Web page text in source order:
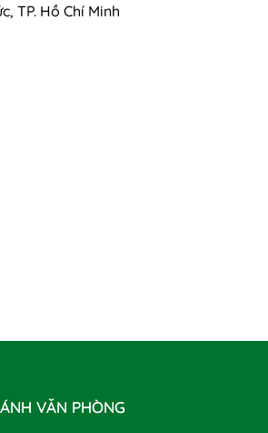
TP. Hồ Chí Minh
VĂN PHÒNG